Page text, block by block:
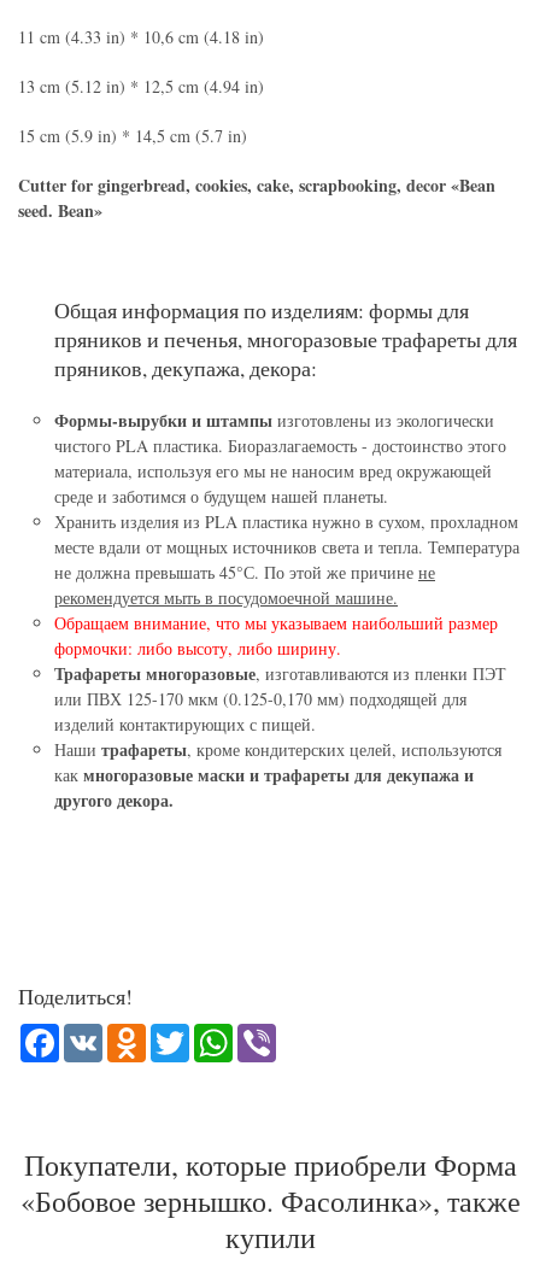
11 cm (4.33 in) * 10,6 cm (4.18 in)
13 cm (5.12 in) * 12,5 cm (4.94 in)
15 cm (5.9 in) * 14,5 cm (5.7 in)
Cutter for gingerbread, cookies, cake, scrapbooking, decor «Bean
seed. Bean»
Общая информация по изделиям: формы для
пряников и печенья, многоразовые трафареты для
пряников, декупажа, декора:
Формы-вырубки и штампы изготовлены из экологически
чистого PLA пластика. Биоразлагаемость - достоинство этого
материала, используя его мы не наносим вред окружающей
среде и заботимся о будущем нашей планеты.
Хранить изделия из PLA пластика нужно в сухом, прохладном
месте вдали от мощных источников света и тепла. Температура
не должна превышать 45°С. По этой же причине не
рекомендуется мыть в посудомоечной машине.
Обращаем внимание, что мы указываем наибольший размер
формочки: либо высоту, либо ширину.
Трафареты многоразовые, изготавливаются из пленки ПЭТ
или ПВХ 125-170 мкм (0.125-0,170 мм) подходящей для
изделий контактирующих с пищей.
Наши трафареты, кроме кондитерских целей, используются
как многоразовые маски и трафареты для декупажа и
другого декора.
Поделиться!
Facebook
VK Odnoklassniki
TwitterWhatsApp
Покупатели, которые приобрели Форма
«Бобовое зернышко. Фасолинка», также
купили